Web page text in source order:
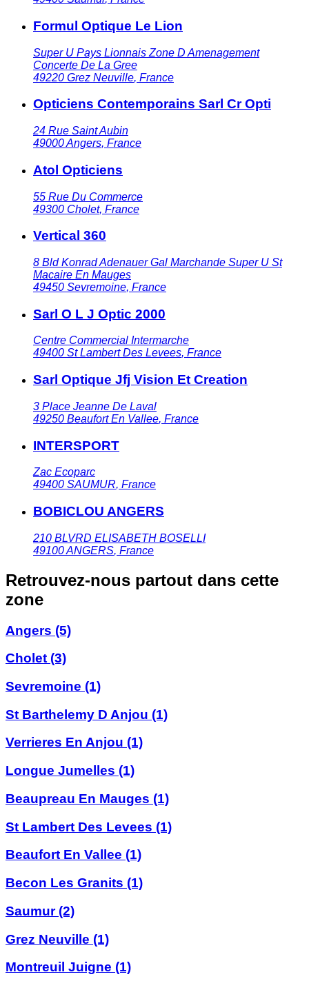
Formul Optique Le Lion
Super U Pays Lionnais Zone D Amenagement
Concerte De La Gree
49220 Grez Neuville, France
Opticiens Contemporains Sarl Cr Opti
24 Rue Saint Aubin
49000Angers, France
Atol Opticiens
55 Rue Du Commerce
49300 Cholet, France
Vertical 360
8 Bld Konrad Adenauer Gal Marchande Super U St
Macaire En Mauges
49450 Sevremoine, France
Sarl O L J Optic 2000
Centre Commercial Intermarche
49400 St Lambert Des Levees, France
Sarl Optique Jfj Vision Et Creation
3 Place Jeanne De Laval
49250 Beaufort En Vallee, France
INTERSPORT
Zac Ecoparc
49400 SAUMUR, France
BOBICLOU ANGERS
210 BLVRD ELISABETH BOSELLI
49100ANGERS, France
Retrouvez-nous partout dans cette
zone
Angers (5)
Cholet (3)
Sevremoine (1)
St Barthelemy D Anjou (1)
Verrieres En Anjou (1)
Longue Jumelles (1)
Beaupreau En Mauges (1)
St Lambert Des Levees (1)
Beaufort En Vallee (1)
Becon Les Granits (1)
Saumur(2)
Grez Neuville (1)
Montreuil Juigne (1)